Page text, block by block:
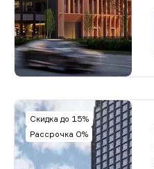
Скидка до 15%
Рассрочка 0%